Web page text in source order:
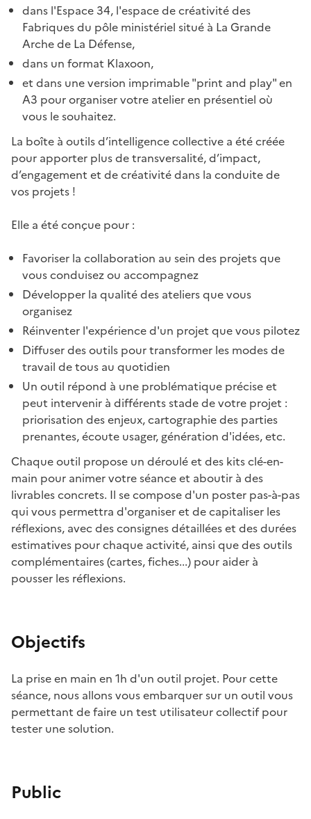
dans l'Espace 34, l'espace de créativité des
Fabriques du pôle ministériel situé à La Grande
Arche de La Défense,
dans un format Klaxoon,
et dans une version imprimable "print and play" en
A3 pour organiser votre atelier en présentiel où
vous le souhaitez.
La boîte à outils d’intelligence collective a été créée
pour apporter plus de transversalité, d’impact,
d’engagement et de créativité dans la conduite de
vos projets !
Elle a été conçue pour :
Favoriser la collaboration au sein des projets que
vous conduisez ou accompagnez
Développer la qualité des ateliers que vous
organisez
Réinventer l'expérience d'un projet que vous pilotez
Diffuser des outils pour transformer les modes de
travail de tous au quotidien
Un outil répond à une problématique précise et
peut intervenir à différents stade de votre projet :
priorisation des enjeux, cartographie des parties
prenantes, écoute usager, génération d'idées, etc.
Chaque outil propose un déroulé et des kits clé-en-
main pour animer votre séance et aboutir à des
livrables concrets. Il se compose d'un poster pas-à-pas
qui vous permettra d'organiser et de capitaliser les
réflexions, avec des consignes détaillées et des durées
estimatives pour chaque activité, ainsi que des outils
complémentaires (cartes, fiches...) pour aider à
pousser les réflexions.
Objectifs
La prise en main en 1h d'un outil projet. Pour cette
séance, nous allons vous embarquer sur un outil vous
permettant de faire un test utilisateur collectif pour
tester une solution.
Public